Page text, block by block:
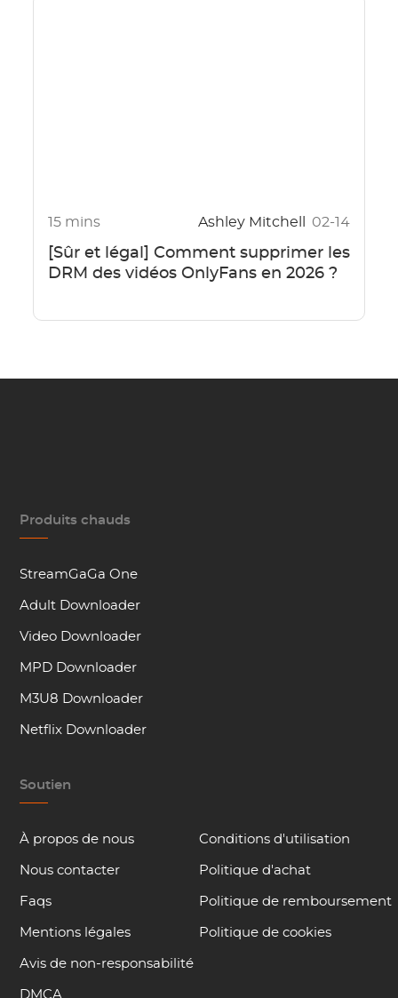
15 mins Ashley Mitchell 02-14
[Sûr et légal] Comment supprimer les
DRM des vidéos OnlyFans en 2026 ?
Produits chauds
StreamGaGa One
Adult Downloader
Video Downloader
MPD Downloader
M3U8 Downloader
Netflix Downloader
Soutien
À propos de nous
Nous contacter
Faqs
Mentions légales
Avis de non-responsabilité
DMCA
Conditions d'utilisation
Politique d'achat
Politique de remboursement
Politique de cookies